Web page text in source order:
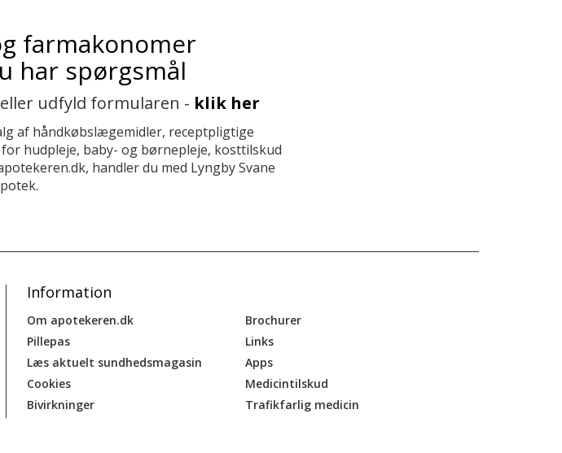
farmakonomer
har spørgsmål
eller udfyld formularen - klik her
af håndkøbslægemidler, receptpligtige
hudpleje, baby- og børnepleje, kosttilskud
handler du med Lyngby Svane
Information
Om apotekeren.dk
Pillepas
Læs aktuelt sundhedsmagasin
Cookies
Bivirkninger
Brochurer
Links
Apps
Medicintilskud
Trafikfarlig medicin